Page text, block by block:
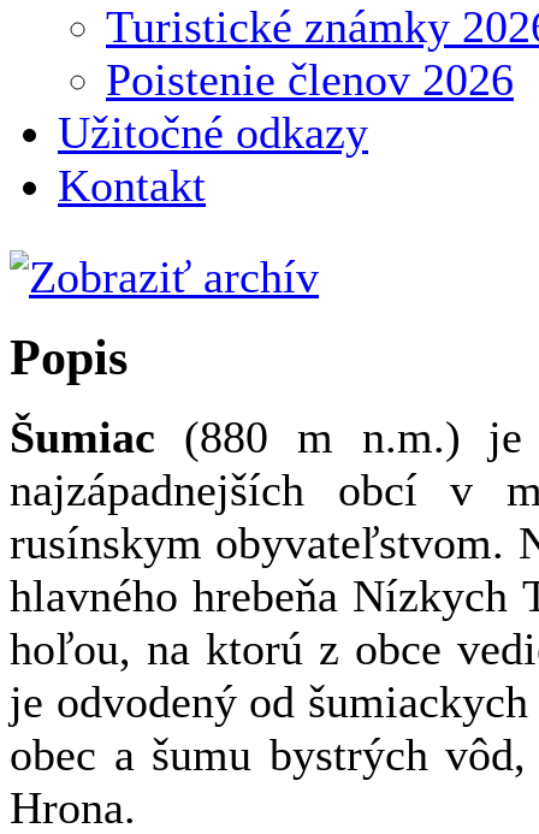
Turistické známky
Poistenie členov 2026
Užitočné odkazy
Kontakt
Popis
Šumiac (880 m n.m.) je
najzápadnejších obcí v
rusínskym obyvateľstvom.
hlavného hrebeňa Nízkych
hoľou, na ktorú z obce
je odvodený od
obec a šumu bystrých
Hrona.